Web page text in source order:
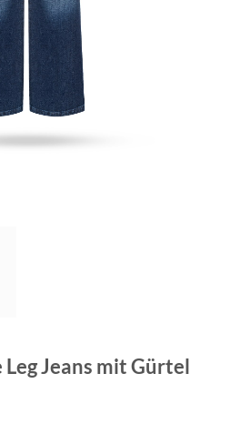
Jeans mit Gürtel